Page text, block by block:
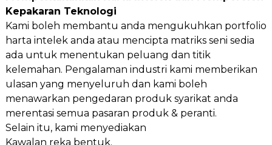
Kepakaran Teknologi
Kami boleh membantu anda mengukuhkan portfolio
harta intelek anda atau mencipta matriks seni sedia
ada untuk menentukan peluang dan titik
kelemahan. Pengalaman industri kami memberikan
ulasan yang menyeluruh dan kami boleh
menawarkan pengedaran produk syarikat anda
merentasi semua pasaran produk & peranti.
Selain itu, kami menyediakan
Kawalan reka bentuk.